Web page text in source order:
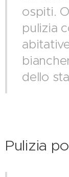
ospiti.
pulizia
dello
Pulizia